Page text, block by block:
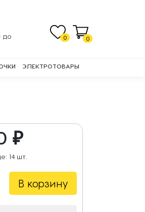
до
0 0
ЭЛЕКТРОТОВАРЫ
₽
14 шт.
В корзину